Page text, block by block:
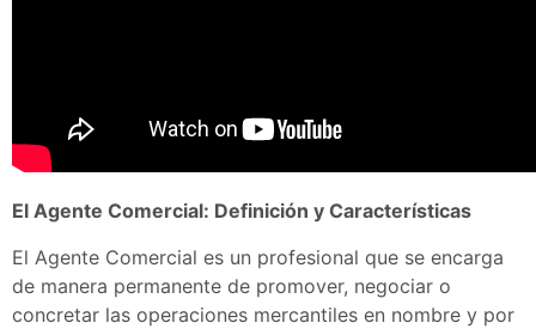
El Agente Comercial: Definición y Características
El Agente Comercial es un profesional que se encarga
de manera permanente de promover, negociar o
concretar las operaciones mercantiles en nombre y por